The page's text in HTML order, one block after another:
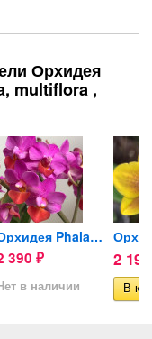
Орхидея
multiflora ,
Орхидея Phalaenopsis Liu's...
390 ₽
в наличии
2